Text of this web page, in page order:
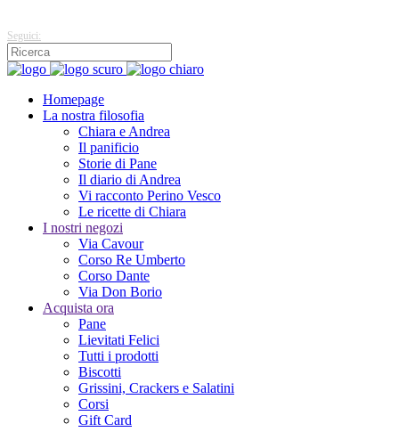
Seguici:
Homepage
La nostra filosofia
Chiara e Andrea
Il panificio
Storie di Pane
Il diario di Andrea
Vi racconto Perino Vesco
Le ricette di Chiara
I nostri negozi
Via Cavour
Corso Re Umberto
Corso Dante
Via Don Borio
Acquista ora
Pane
Lievitati Felici
Tutti i prodotti
Biscotti
Grissini, Crackers e Salatini
Corsi
Gift Card